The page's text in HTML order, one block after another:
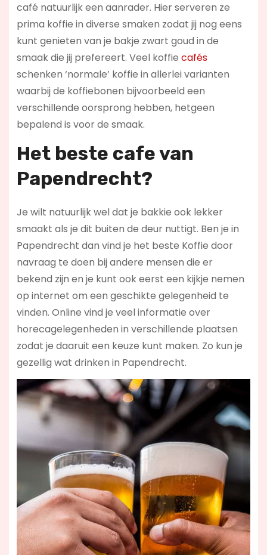
café natuurlijk een aanrader. Hier serveren ze
prima koffie in diverse smaken zodat jij nog eens
kunt genieten van je bakje zwart goud in de
smaak die jij prefereert. Veel koffie cafés
schenken ‘normale’ koffie in allerlei varianten
waarbij de koffiebonen bijvoorbeeld een
verschillende oorsprong hebben, hetgeen
bepalend is voor de smaak.
Het beste cafe van
Papendrecht?
Je wilt natuurlijk wel dat je bakkie ook lekker
smaakt als je dit buiten de deur nuttigt. Ben je in
Papendrecht dan vind je het beste Koffie door
navraag te doen bij andere mensen die er
bekend zijn en je kunt ook eerst een kijkje nemen
op internet om een geschikte gelegenheid te
vinden. Online vind je veel informatie over
horecagelegenheden in verschillende plaatsen
zodat je daaruit een keuze kunt maken. Zo kun je
gezellig wat drinken in Papendrecht.